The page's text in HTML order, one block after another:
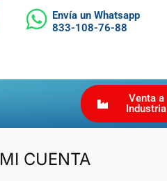
Envía un Whatsapp
833-108-76-88
Venta a
Industria
MI CUENTA